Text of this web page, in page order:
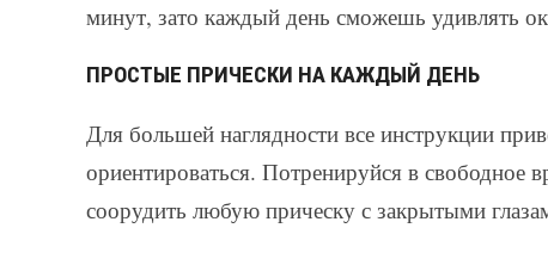
минут, зато каждый день сможешь удивлять
ПРОСТЫЕ ПРИЧЕСКИ НА КАЖДЫЙ ДЕНЬ
Для большей наглядности все инструкции
ориентироваться. Потренируйся в
соорудить любую прическу с закрытыми